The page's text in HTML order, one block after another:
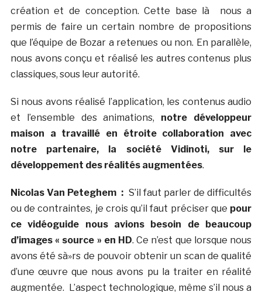
création et de conception. Cette base là nous a
permis de faire un certain nombre de propositions
que l’équipe de Bozar a retenues ou non. En parallèle,
nous avons conçu et réalisé les autres contenus plus
classiques, sous leur autorité.
Si nous avons réalisé l’application, les contenus audio
et l’ensemble des animations, notre développeur
maison a travaillé en étroite collaboration avec
notre partenaire, la société Vidinoti, sur le
développement des réalités augmentées.
Nicolas Van Peteghem : S’il faut parler de difficultés
ou de contraintes, je crois qu’il faut préciser que pour
ce vidéoguide nous avions besoin de beaucoup
d’images « source » en HD. Ce n’est que lorsque nous
avons été sà»rs de pouvoir obtenir un scan de qualité
d’une œuvre que nous avons pu la traiter en réalité
augmentée. L’aspect technologique, même s’il nous a